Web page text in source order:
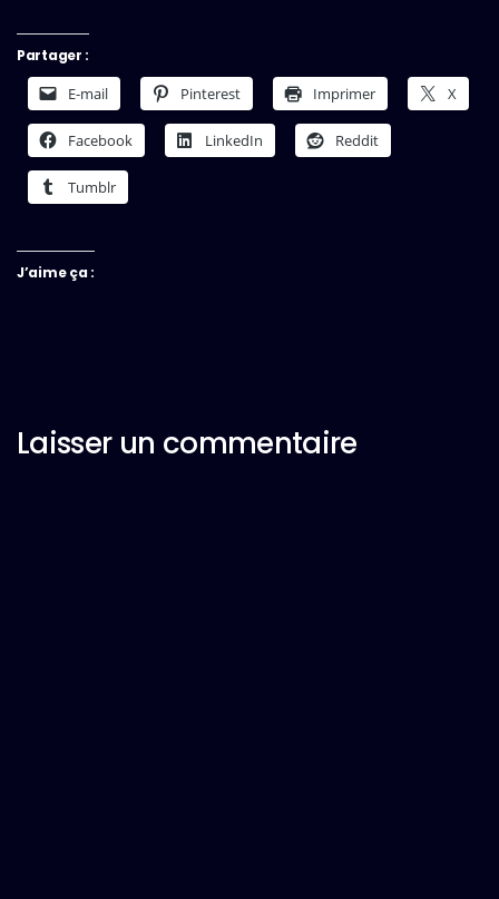
Partager :
E-mail Pinterest Imprimer X
Facebook LinkedIn Reddit
Tumblr
J’aime ça :
Laisser un commentaire